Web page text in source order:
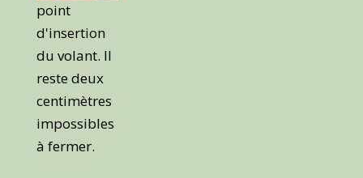
point
d'insertion
du volant. Il
reste deux
centimètres
impossibles
à fermer.